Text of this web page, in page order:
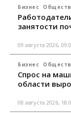
Бизнес
занятости
09 августа 2026,
Бизнес
Спрос на
области
08 августа 2026,